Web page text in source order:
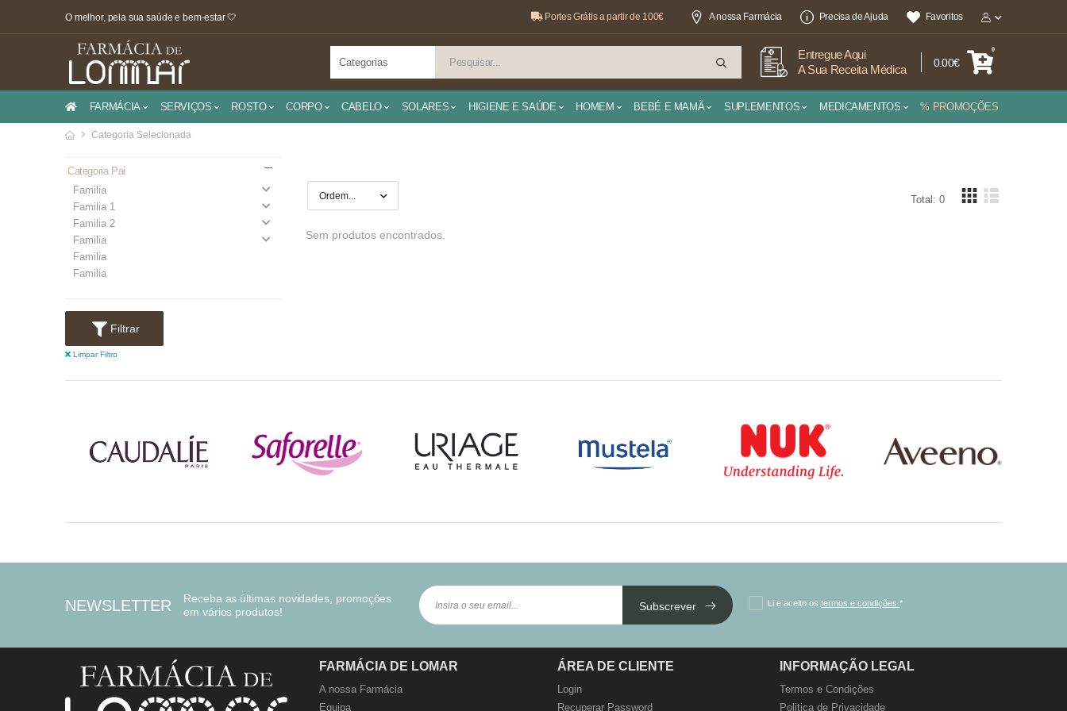
O melhor, pela sua saúde e bem-estar 🤍 Portes Grátis a partir de 100€ A nossa Farmácia Precisa de Ajuda Favoritos
Entregue Aqui
A Sua Receita Médica
0.00€
0
FARMÁCIA SERVIÇOS ROSTO CORPO CABELO SOLARES HIGIENE E SAÚDE HOMEM BEBÉ E MAMÃ SUPLEMENTOS MEDICAMENTOS % PROMOÇÕES
Categoria Selecionada
Categoria Pai
Familia
Familia 1
Familia 2
Familia
Familia
Familia
Filtrar
Limpar Filtro
Total: 0
Sem produtos encontrados.
NEWSLETTER
Receba as últimas novidades, promoções
em vários produtos!
Subscrever Li e aceito ostermos e condições*
FARMÁCIA DE LOMAR
A nossa Farmácia
Equipa
ÁREA DE CLIENTE
Login
Recuperar Password
INFORMAÇÃO LEGAL
Termos e Condições
Politica de Privacidade